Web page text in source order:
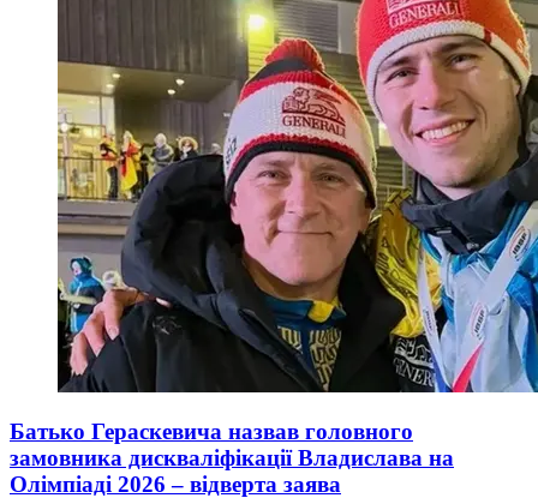
Батько Гераскевича назвав головного
замовника дискваліфікації Владислава на
Олімпіаді 2026 – відверта заява